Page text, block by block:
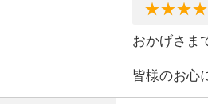
おかげさま
皆様のお心